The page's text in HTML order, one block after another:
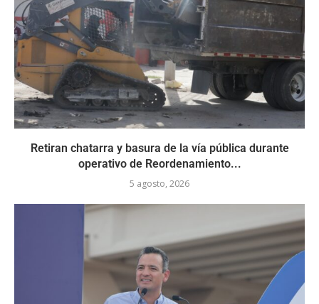
Retiran chatarra y basura de la vía pública durante
operativo de Reordenamiento...
5 agosto, 2026